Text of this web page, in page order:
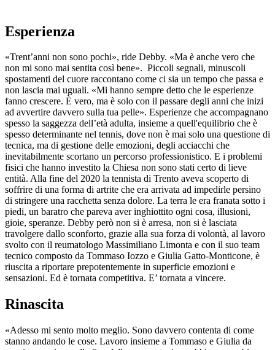
Esperienza
«Trent’anni non sono pochi», ride Debby. «Ma è anche vero che
non mi sono mai sentita così bene». Piccoli segnali, minuscoli
spostamenti del cuore raccontano come ci sia un tempo che passa e
non lascia mai uguali. «Mi hanno sempre detto che le esperienze
fanno crescere. È vero, ma è solo con il passare degli anni che inizi
ad avvertire davvero sulla tua pelle». Esperienze che accompagnano
spesso la saggezza dell’età adulta, insieme a quell'equilibrio che è
spesso determinante nel tennis, dove non è mai solo una questione di
tecnica, ma di gestione delle emozioni, degli acciacchi che
inevitabilmente scortano un percorso professionistico. E i problemi
fisici che hanno investito la Chiesa non sono stati certo di lieve
entità. Alla fine del 2020 la tennista di Trento aveva scoperto di
soffrire di una forma di artrite che era arrivata ad impedirle persino
di stringere una racchetta senza dolore. La terra le era franata sotto i
piedi, un baratro che pareva aver inghiottito ogni cosa, illusioni,
gioie, speranze. Debby però non si è arresa, non si è lasciata
travolgere dallo sconforto, grazie alla sua forza di volontà, al lavoro
svolto con il reumatologo Massimiliano Limonta e con il suo team
tecnico composto da Tommaso Iozzo e Giulia Gatto-Monticone, è
riuscita a riportare prepotentemente in superficie emozioni e
sensazioni. Ed è tornata competitiva. E’ tornata a vincere.
Rinascita
«Adesso mi sento molto meglio. Sono davvero contenta di come
stanno andando le cose. Lavoro insieme a Tommaso e Giulia da